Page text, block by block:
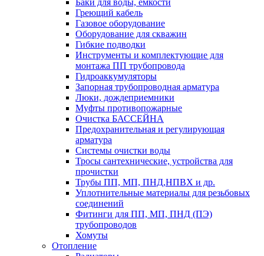
Баки для воды, емкости
Греющий кабель
Газовое оборудование
Оборудование для скважин
Гибкие подводки
Инструменты и комплектующие для
монтажа ПП трубопровода
Гидроаккумуляторы
Запорная трубопроводная арматура
Люки, дождеприемники
Муфты противопожарные
Очистка БАССЕЙНА
Предохранительная и регулирующая
арматура
Системы очистки воды
Тросы сантехнические, устройства для
прочистки
Трубы ПП, МП, ПНД,НПВХ и др.
Уплотнительные материалы для резьбовых
соединений
Фитинги для ПП, МП, ПНД (ПЭ)
трубопроводов
Хомуты
Отопление